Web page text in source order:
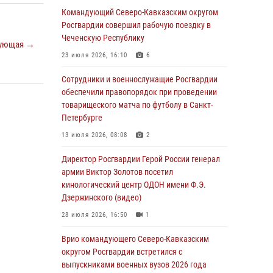
→
В столице росгвардейцы задержали мужчину,
устроившего дебош в букмекерской конторе
В Удмуртии при силовой поддержке спецназа
Росгвардии задержаны подозреваемые в
мошенничестве под видом оказания
оздоровительных услуг (видео)
В Москве дети сотрудников и
военнослужащих Росгвардии посетили
мастер-класс по художественной гимнастике
05 августа 2026, 13:00
Офицеры Росгвардии и ветераны войск
правопорядка почтили память генерала
армии Ивана Кирилловича Яковлева
Командующий Северо-Кавказским округом
Росгвардии совершил рабочую поездку в
Чеченскую Республику
23 июля 2026, 16:10 6
Сотрудники и военнослужащие Росгвардии
обеспечили правопорядок при проведении
товарищеского матча по футболу в Санкт-
Петербурге
13 июля 2026, 08:08 2
Директор Росгвардии Герой России генерал
армии Виктор Золотов посетил
кинологический центр ОДОН имени Ф.Э.
Дзержинского (видео)
28 июля 2026, 16:50 1
Врио командующего Северо-Кавказским
округом Росгвардии встретился с
выпускниками военных вузов 2026 года